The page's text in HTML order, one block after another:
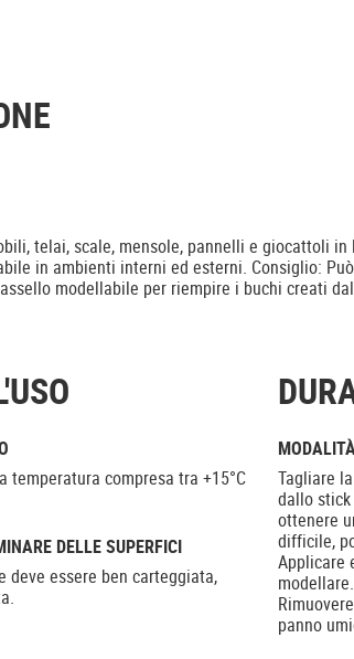
telai, scale, mensole, pannelli e giocattoli in
in ambienti interni ed esterni. Consiglio:
modellabile per riempire i buchi creati
temperatura compresa tra +15°C
DELLE SUPERFICI
deve essere ben carteggiata,
Tagliare
dallo
ottenere
difficile,
Applicare
panno